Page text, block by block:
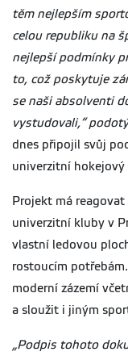
těm nejlepším
celou republiku na
nejlepší podmínky
to, což poskytuje
se naši absolventi
vystudovali,“
dnes připojil svůj
univerzitní hokejový
Projekt má
univerzitní kluby v
vlastní ledovou
rostoucím
moderní zázemí
a sloužit i jiným
„Podpis tohoto